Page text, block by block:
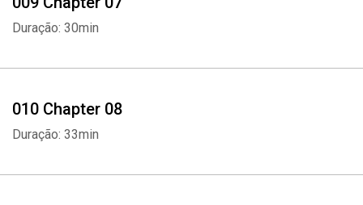
Duração: 30min
010 Chapter 08
Duração: 33min